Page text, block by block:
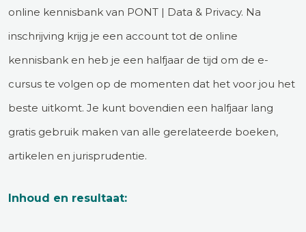
online kennisbank van PONT | Data & Privacy. Na
inschrijving krijg je een account tot de online
kennisbank en heb je een halfjaar de tijd om de e-
cursus te volgen op de momenten dat het voor jou het
beste uitkomt. Je kunt bovendien een halfjaar lang
gratis gebruik maken van alle gerelateerde boeken,
artikelen en jurisprudentie.
Inhoud en resultaat: